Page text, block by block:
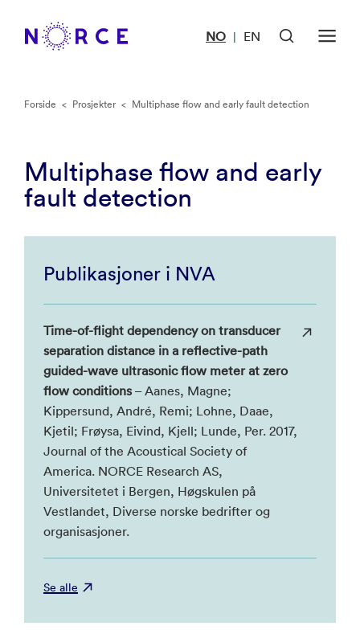
NO | EN
Forside < Prosjekter < Multiphase flow and early fault detection
Multiphase flow and early
fault detection
Publikasjoner i NVA
Time-of-flight dependency on transducer
separation distance in a reflective-path
guided-wave ultrasonic flow meter at zero
flow conditions – Aanes, Magne;
Kippersund, André, Remi; Lohne, Daae,
Kjetil; Frøysa, Eivind, Kjell; Lunde, Per. 2017,
Journal of the Acoustical Society of
America. NORCE Research AS,
Universitetet i Bergen, Høgskulen på
Vestlandet, Diverse norske bedrifter og
organisasjoner.
Se alle